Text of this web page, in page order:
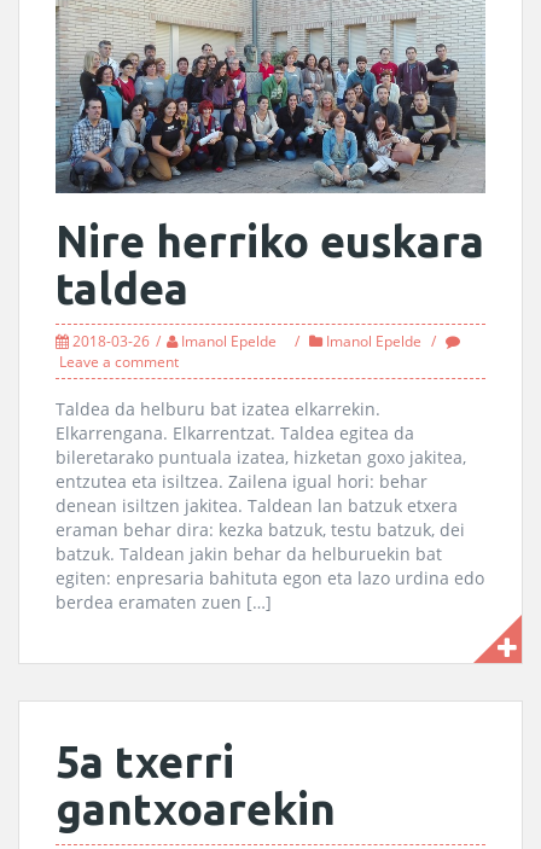
Nire herriko euskara
taldea
2018-03-26 Imanol Epelde
Imanol Epelde
Leave a comment
Taldea da helburu bat izatea elkarrekin.
Elkarrengana. Elkarrentzat. Taldea egitea da
bileretarako puntuala izatea, hizketan goxo jakitea,
entzutea eta isiltzea. Zailena igual hori: behar
denean isiltzen jakitea. Taldean lan batzuk etxera
eraman behar dira: kezka batzuk, testu batzuk, dei
batzuk. Taldean jakin behar da helburuekin bat
egiten: enpresaria bahituta egon eta lazo urdina edo
berdea eramaten zuen […]
5a txerri
gantxoarekin